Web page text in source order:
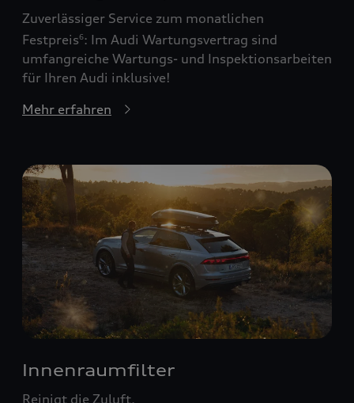
Zuverlässiger Service zum monatlichen
Festpreis6: Im Audi Wartungsvertrag sind
umfangreiche Wartungs- und Inspektionsarbeiten
für Ihren Audi inklusive!
Mehr erfahren
Innenraumfilter
Reinigt die Zuluft.